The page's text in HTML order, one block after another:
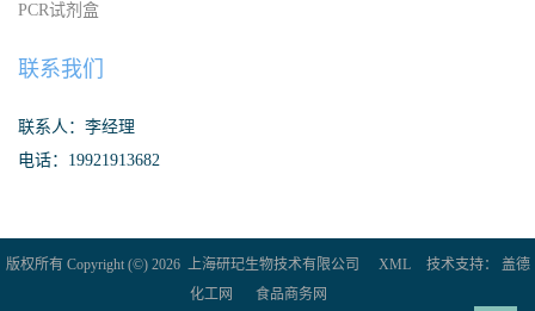
PCR试剂盒
联系我们
联系人：李经理
电话：19921913682
版权所有 Copyright (©) 2026 上海研玘生物技术有限公司 XML 技术支持：
盖德
化工网
食品商务网